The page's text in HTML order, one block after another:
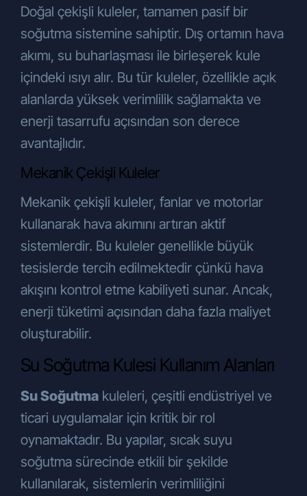
Doğal çekişli kuleler, tamamen pasif bir
soğutma sistemine sahiptir. Dış ortamın hava
akımı, su buharlaşması ile birleşerek kule
içindeki ısıyı alır. Bu tür kuleler, özellikle açık
alanlarda yüksek verimlilik sağlamakta ve
enerji tasarrufu açısından son derece
avantajlıdır.
Mekanik Çekişli Kuleler
Mekanik çekişli kuleler, fanlar ve motorlar
kullanarak hava akımını artıran aktif
sistemlerdir. Bu kuleler genellikle büyük
tesislerde tercih edilmektedir çünkü hava
akışını kontrol etme kabiliyeti sunar. Ancak,
enerji tüketimi açısından daha fazla maliyet
oluşturabilir.
Su Soğutma Kulesi Kullanım Alanları
Su Soğutma kuleleri, çeşitli endüstriyel ve
ticari uygulamalar için kritik bir rol
oynamaktadır. Bu yapılar, sıcak suyu
soğutma sürecinde etkili bir şekilde
kullanılarak, sistemlerin verimliliğini
41400 Gebze – Kocaeli
Telefon: +90 262 751 43 47 pbx
E-posta:info@cozumsogutma.com.tr